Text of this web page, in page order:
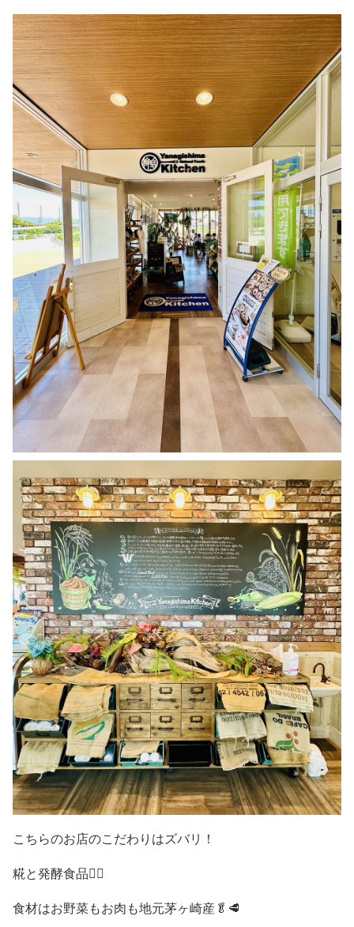
こちらのお店のこだわりはズバリ！
糀と発酵食品❤️‍🔥
食材はお野菜もお肉も地元茅ヶ崎産🥬🥩